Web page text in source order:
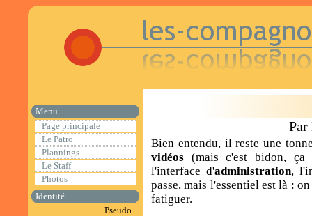
Menu
Page principale
Le Patro
Plannings
Le Staff
Photos
Identité
Pseudo
Par
Bien entendu, il reste une
vidéos (mais c'est bidon,
l'interface d'administration,
passe, mais l'essentiel est là :
fatiguer.